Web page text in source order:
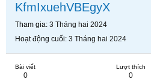
KfmIxuehVBEgyX
Tham gia 3 Tháng hai 2024
Hoạt động cuối 3 Tháng hai 2024
Bài viết
0
Lượt thích
0